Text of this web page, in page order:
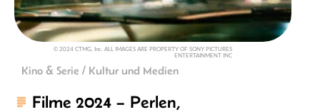
© 2024 CTMG, Inc. ALL IMAGES ARE PROPERTY OF SONY PICTURES
ENTERTAINMENT INC
Kino & Serie / Kultur und Medien
Filme 2024 – Perlen,